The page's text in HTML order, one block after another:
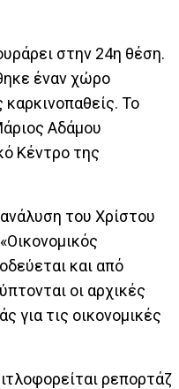
στην 24η θέση.
έναν χώρο
καρκινοπαθείς. Το
Αδάμου
Κέντρο της
του Χρίστου
και από
οι αρχικές
για τις οικονομικές
ρεπορτάζ